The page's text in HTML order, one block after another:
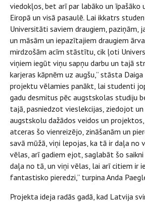
viedokļos, bet arī par labāko un īpašāko
Eiropā un visā pasaulē. Lai ikkatrs
Universitāti saviem draugiem, paziņām,
un māsām un iepazītajiem draugiem
mirdzošām acīm stāstītu, cik ļoti
viņiem iegūt viņu sapņu darbu un tajā
karjeras kāpnēm uz augšu,” stāsta Daiga
projektu vēlamies panākt, lai studenti
gadu desmitus pēc augstskolas studiju
tajā, pasniedzot vieslekcijas, ziedojot
augstskolu dažādos veidos un
atceras šo vienreizējo, zināšanām un
savā mūžā, viņi lepojas, ka tā ir daļa no
vēlas, arī gadiem ejot, saglabāt šo
daļa no tā, un viņi vēlas, lai arī citiem ir
fantastisko pieredzi,” turpina Anda
Projekta ideja radās gadā, kad Latvija